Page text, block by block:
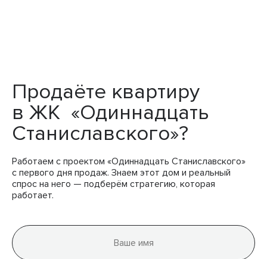
Продаёте квартиру
в ЖК «Одиннадцать
Станиславского»?
Работаем с проектом «Одиннадцать Станиславского»
с первого дня продаж. Знаем этот дом и реальный
спрос на него — подберём стратегию, которая
работает.